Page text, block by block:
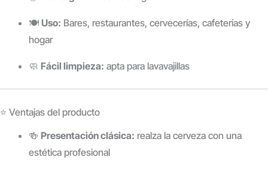
🍽️ Uso: Bares, restaurantes, cervecerías, cafeterías y
hogar
🧼 Fácil limpieza: apta para lavavajillas
⭐ Ventajas del producto
🍻 Presentación clásica: realza la cerveza con una
estética profesional